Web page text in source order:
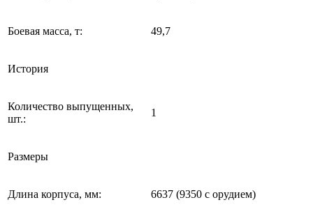
Боевая масса, т: 49,7
История
Количество выпущенных,
шт.:
1
Размеры
Длина корпуса, мм: 6637 (9350 с орудием)